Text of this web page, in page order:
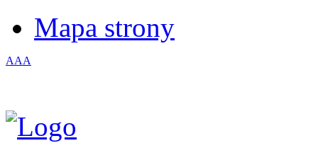
Mapa strony
AAA